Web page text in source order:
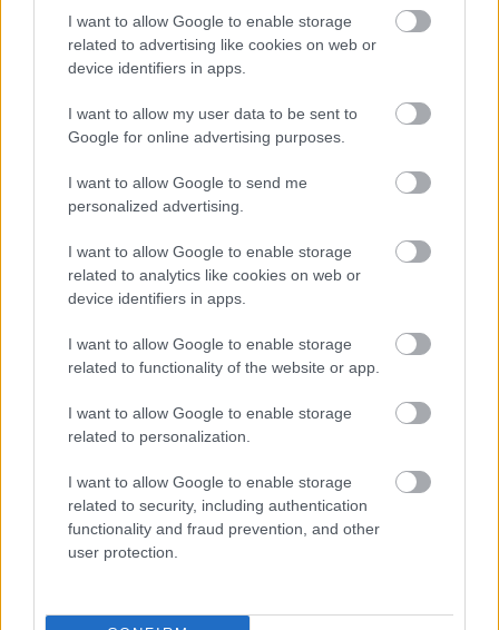
I want to allow Google to enable storage
related to advertising like cookies on web or
device identifiers in apps.
I want to allow my user data to be sent to
Google for online advertising purposes.
I want to allow Google to send me
personalized advertising.
I want to allow Google to enable storage
related to analytics like cookies on web or
device identifiers in apps.
I want to allow Google to enable storage
related to functionality of the website or app.
I want to allow Google to enable storage
related to personalization.
I want to allow Google to enable storage
related to security, including authentication
functionality and fraud prevention, and other
user protection.
Ha ezt érzed evés után, a szervezeted fontos dologra
próbál figyelmeztetni
söpörd a szőnyeg alá